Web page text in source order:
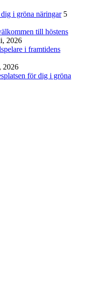
i gröna näringar 5
till höstens
2026
i framtidens
2026
för dig i gröna